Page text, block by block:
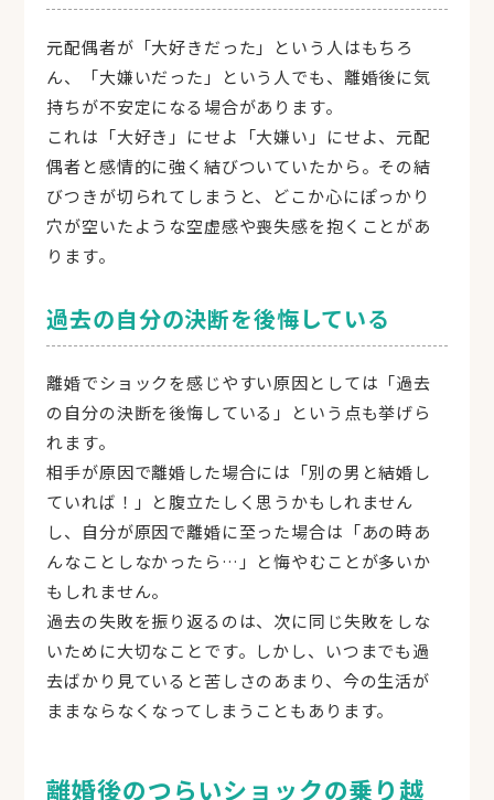
元配偶者が「大好きだった」という人はもちろ
ん、「大嫌いだった」という人でも、離婚後に気
持ちが不安定になる場合があります。
これは「大好き」にせよ「大嫌い」にせよ、元配
偶者と感情的に強く結びついていたから。その結
びつきが切られてしまうと、どこか心にぽっかり
穴が空いたような空虚感や喪失感を抱くことがあ
ります。
過去の自分の決断を後悔している
離婚でショックを感じやすい原因としては「過去
の自分の決断を後悔している」という点も挙げら
れます。
相手が原因で離婚した場合には「別の男と結婚し
ていれば！」と腹立たしく思うかもしれません
し、自分が原因で離婚に至った場合は「あの時あ
んなことしなかったら…」と悔やむことが多いか
もしれません。
過去の失敗を振り返るのは、次に同じ失敗をしな
いために大切なことです。しかし、いつまでも過
去ばかり見ていると苦しさのあまり、今の生活が
ままならなくなってしまうこともあります。
離婚後のつらいショックの乗り越